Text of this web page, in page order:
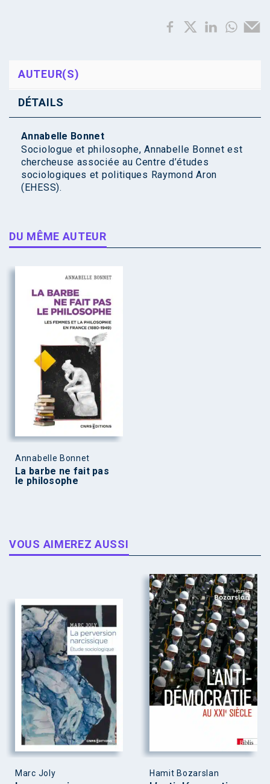
AUTEUR(S)
DÉTAILS
Annabelle Bonnet
Sociologue et philosophe, Annabelle Bonnet est
chercheuse associée au Centre d’études
sociologiques et politiques Raymond Aron
(EHESS).
DU MÊME AUTEUR
Annabelle Bonnet
La barbe ne fait pas
le philosophe
VOUS AIMEREZ AUSSI
Marc Joly Hamit Bozarslan